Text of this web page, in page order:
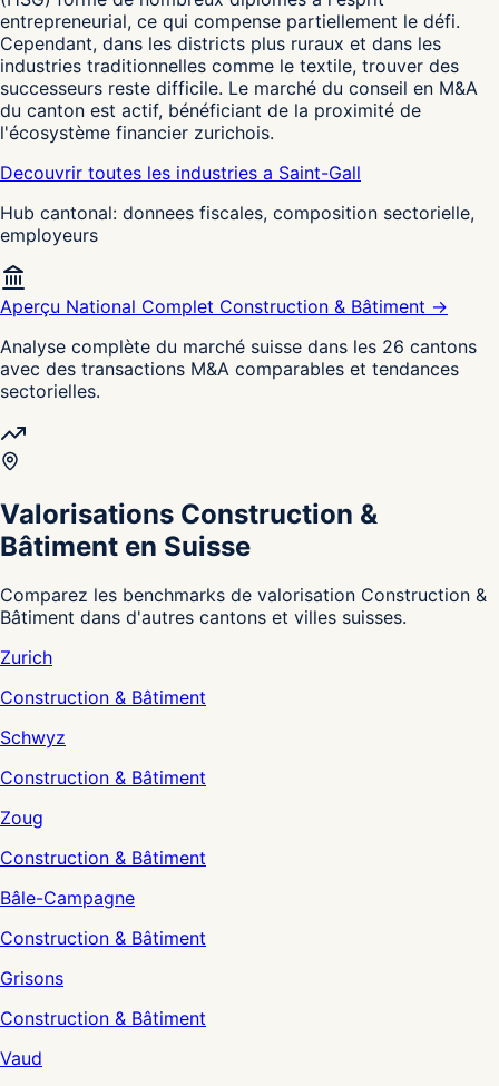
entrepreneurial, ce qui compense partiellement le défi.
Cependant, dans les districts plus ruraux et dans les
industries traditionnelles comme le textile, trouver des
successeurs reste difficile. Le marché du conseil en M&A
du canton est actif, bénéficiant de la proximité de
l'écosystème financier zurichois.
Decouvrir toutes les industries a Saint-Gall
Hub cantonal: donnees fiscales, composition sectorielle,
employeurs
Aperçu National Complet Construction & Bâtiment →
Analyse complète du marché suisse dans les 26 cantons
avec des transactions M&A comparables et tendances
sectorielles.
Valorisations Construction &
Bâtiment en Suisse
Comparez les benchmarks de valorisation Construction &
Bâtiment dans d'autres cantons et villes suisses.
Zurich
Construction & Bâtiment
Schwyz
Construction & Bâtiment
Zoug
Construction & Bâtiment
Bâle-Campagne
Construction & Bâtiment
Grisons
Construction & Bâtiment
Vaud